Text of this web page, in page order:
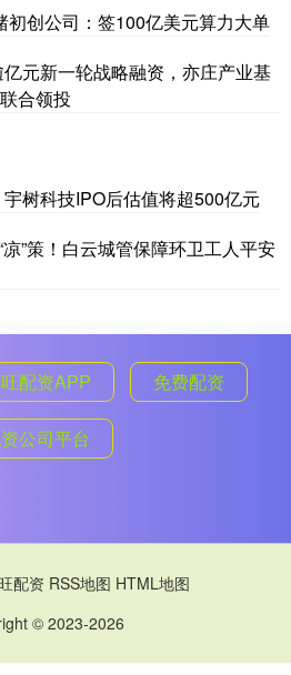
创公司：签100亿美元算力大单
元新一轮战略融资，亦庄产业基
合领投
树科技IPO后估值将超500亿元
”策！白云城管保障环卫工人平安
配资APP 免费配资
公司平台
配资 RSS地图 HTML地图
© 2023-2026